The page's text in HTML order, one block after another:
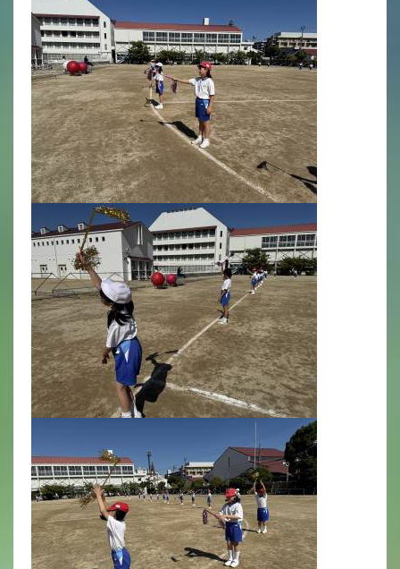
優遇制度
転編入試験について
保護者の声・入試関連よくある質問
説明会・公開行事
いじめ防止基本方針
安全・防災教育
警報などの対応